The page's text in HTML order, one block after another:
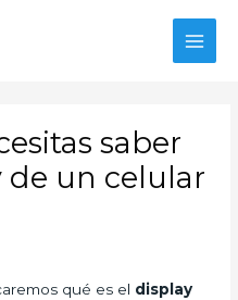
saber
de un celular
qué es el display